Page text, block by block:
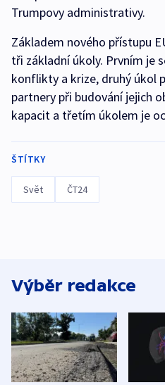
Trumpovy administrativy.
Základem nového přístupu
tři základní úkoly. Prvním je
konflikty a krize, druhý úkol
partnery při budování jejich
kapacit a třetím úkolem je
ŠTÍTKY
Svět ČT24
Výběr redakce